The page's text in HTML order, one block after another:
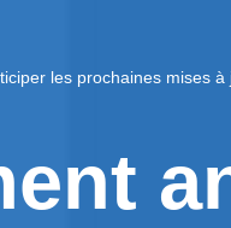
les prochaines mises à